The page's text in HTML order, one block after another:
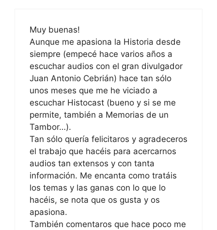
Muy buenas!
Aunque me apasiona la Historia desde
siempre (empecé hace varios años a
escuchar audios con el gran divulgador
Juan Antonio Cebrián) hace tan sólo
unos meses que me he viciado a
escuchar Histocast (bueno y si se me
permite, también a Memorias de un
Tambor…).
Tan sólo quería felicitaros y agradeceros
el trabajo que hacéis para acercarnos
audios tan extensos y con tanta
información. Me encanta como tratáis
los temas y las ganas con lo que lo
hacéis, se nota que os gusta y os
apasiona.
También comentaros que hace poco me